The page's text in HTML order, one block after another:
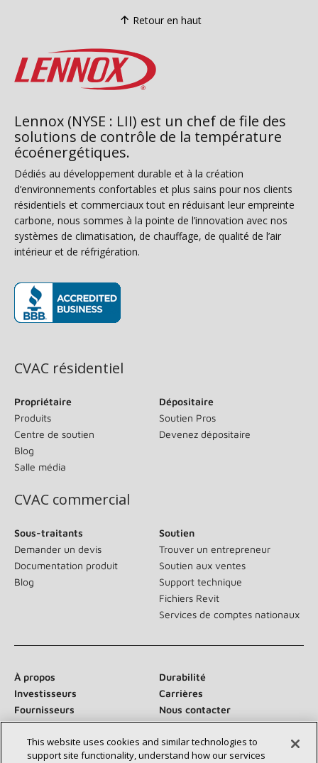
Retour en haut
Lennox (NYSE : LII) est un chef de file des
solutions de contrôle de la température
écoénergétiques.
Dédiés au développement durable et à la création
d’environnements confortables et plus sains pour nos clients
résidentiels et commerciaux tout en réduisant leur empreinte
carbone, nous sommes à la pointe de l’innovation avec nos
systèmes de climatisation, de chauffage, de qualité de l’air
intérieur et de réfrigération.
CVAC résidentiel
Propriétaire
Produits
Centre de soutien
Blog
Salle média
Dépositaire
Soutien Pros
Devenez dépositaire
CVAC commercial
Sous-traitants
Demander un devis
Documentation produit
Blog
Soutien
Trouver un entrepreneur
Soutien aux ventes
Support technique
Fichiers Revit
Services de comptes nationaux
À propos
Durabilité
Investisseurs
Carrières
Fournisseurs
Nous contacter
Salle de presse
This website uses cookies and similar technologies to
support site functionality, understand how our services